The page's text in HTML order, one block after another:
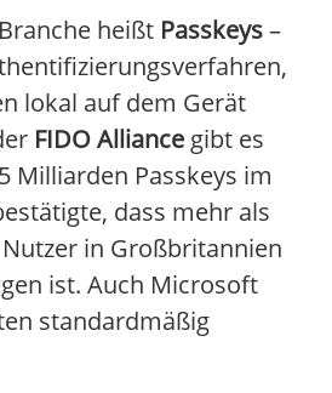
heißt Passkeys–
lokal auf dem Gerät
FIDO Alliance gibt es
Milliarden Passkeys im
dass mehr als
in Großbritannien
ist. Auch Microsoft
standardmäßig